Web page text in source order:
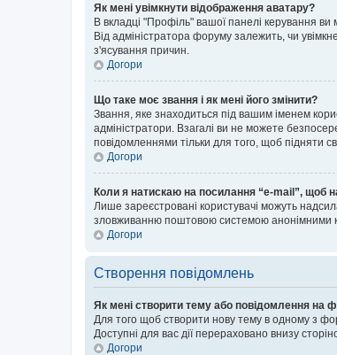
Як мені увімкнути відображення аватару?
В вкладці "Профіль" вашої панелі керування
Від адміністратора форуму залежить, чи
з'ясування причин.
Догори
Що таке моє звання і як мені його змінити?
Звання, яке знаходиться під вашим іменем
адміністратори. Взагалі ви не можете
повідомленнями тільки для того, щоб підняти
Догори
Коли я натискаю на посилання “e-mail”, щоб
Лише зареєстровані користувачі можуть
зловживанню поштовою системою анонімними
Догори
Створення повідомлень
Як мені створити тему або повідомлення на
Для того щоб створити нову тему в одному з
Доступні для вас дії перераховано внизу
Догори